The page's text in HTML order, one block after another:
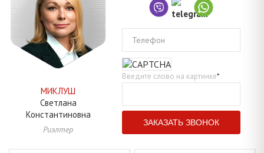
МИКЛУШ
Светлана
Константиновна
Риэлтер
Телефон
Введите слово на картинке*